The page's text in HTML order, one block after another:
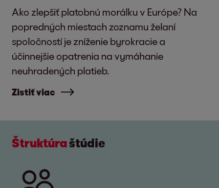
Ako zlepšiť platobnú morálku v Európe? Na
popredných miestach zoznamu želaní
spoločností je zníženie byrokracie a
účinnejšie opatrenia na vymáhanie
neuhradených platieb.
Zistiť viac
Štruktúraštúdie